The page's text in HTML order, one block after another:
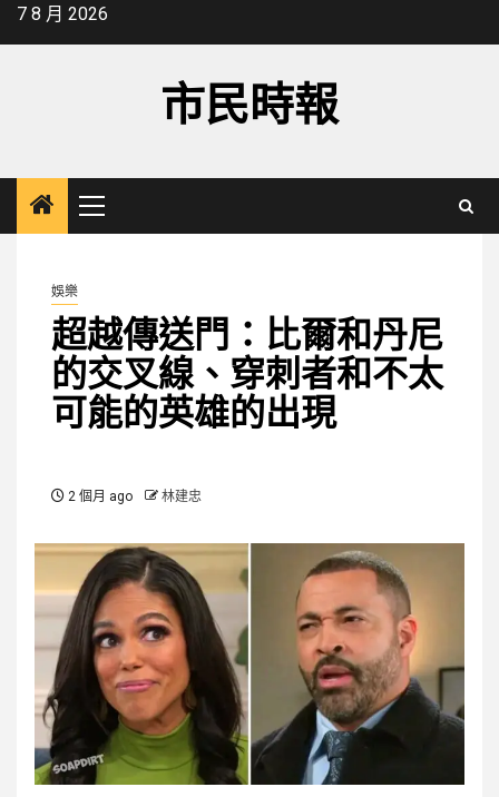
Skip7 8 月 2026
市民時報
Primary
Menu
娛樂
超越傳送門：比爾和丹尼
的交叉線、穿刺者和不太
可能的英雄的出現
2 個月 ago 林建忠